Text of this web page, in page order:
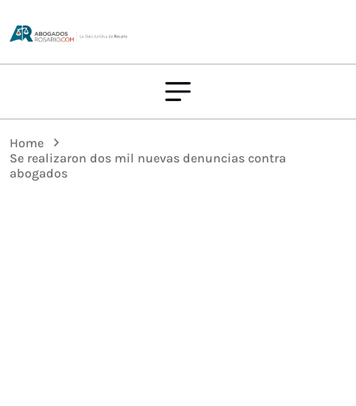
Home
Se realizaron dos mil nuevas denuncias contra
abogados